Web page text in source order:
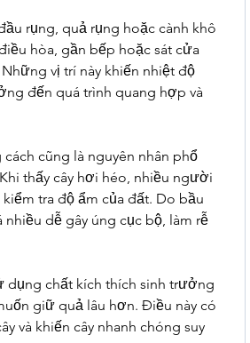
rụng, quả rụng hoặc cành khô
hòa, gần bếp hoặc sát cửa
vị trí này khiến nhiệt độ
đến quá trình quang hợp và
cũng là nguyên nhân phổ
thấy cây hơi héo, nhiều người
tra độ ẩm của đất. Do bầu
dễ gây úng cục bộ, làm rễ
dụng chất kích thích sinh trưởng
giữ quả lâu hơn. Điều này có
và khiến cây nhanh chóng suy